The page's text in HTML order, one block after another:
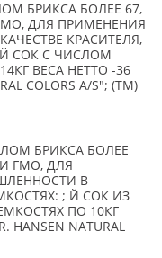
БРИКСА БОЛЕЕ 67,
ДЛЯ ПРИМЕНЕНИЯ
КРАСИТЕЛЯ,
СОК С ЧИСЛОМ
ВЕСА НЕТТО -36
COLORS A/S"; (TM)
БРИКСА БОЛЕЕ
ГМО, ДЛЯ
В
; Й СОК ИЗ
ПО 10КГ
NATURAL